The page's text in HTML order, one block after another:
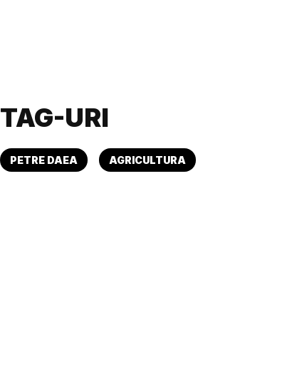
TAG-URI
PETRE DAEA AGRICULTURA